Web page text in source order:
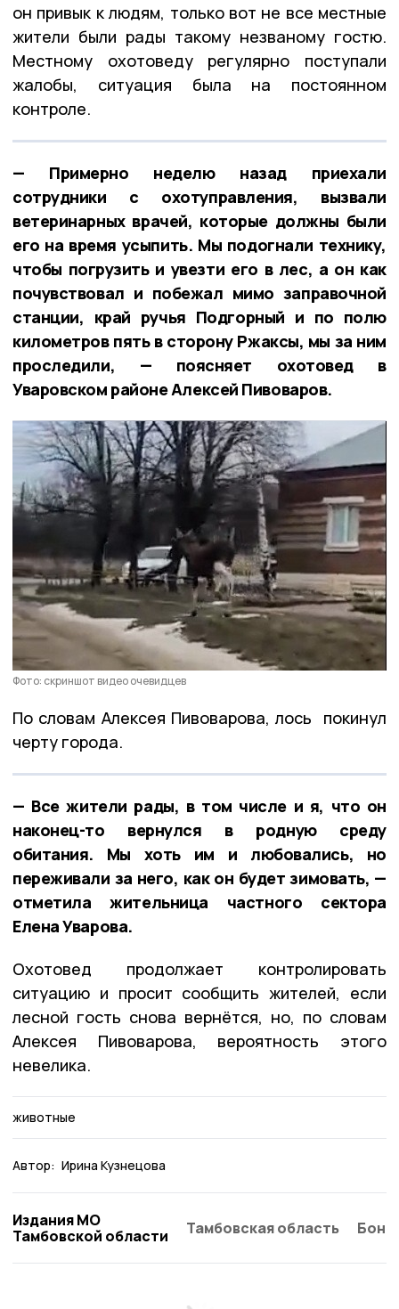
он привык к людям, только вот не все местные
жители были рады такому незваному гостю.
Местному охотоведу регулярно поступали
жалобы, ситуация была на постоянном
контроле.
— Примерно неделю назад приехали
сотрудники с охотуправления, вызвали
ветеринарных врачей, которые должны были
его на время усыпить. Мы подогнали технику,
чтобы погрузить и увезти его в лес, а он как
почувствовал и побежал мимо заправочной
станции, край ручья Подгорный и по полю
километров пять в сторону Ржаксы, мы за ним
проследили, — поясняет охотовед в
Уваровском районе Алексей Пивоваров.
Фото: скриншот видео очевидцев
По словам Алексея Пивоварова, лось покинул
черту города.
— Все жители рады, в том числе и я, что он
наконец-то вернулся в родную среду
обитания. Мы хоть им и любовались, но
переживали за него, как он будет зимовать, —
отметила жительница частного сектора
Елена Уварова.
Охотовед продолжает контролировать
ситуацию и просит сообщить жителей, если
лесной гость снова вернётся, но, по словам
Алексея Пивоварова, вероятность этого
невелика.
животные
Автор: Ирина Кузнецова
Издания МО
Тамбовской области
Тамбовская область